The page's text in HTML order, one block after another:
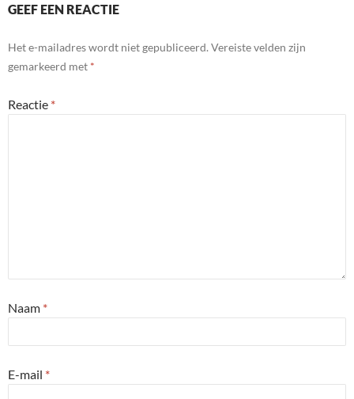
GEEF EEN REACTIE
Het e-mailadres wordt niet gepubliceerd. Vereiste velden zijn
gemarkeerd met *
Reactie *
Naam *
E-mail *